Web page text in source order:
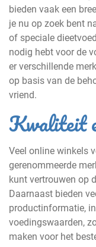
bieden vaak een
je nu op zoek bent
of speciale
nodig hebt voor de
er verschillende
op basis van de
vriend.
Kwaliteit
Veel online winkels
gerenommeerde
kunt vertrouwen op
Daarnaast bieden
productinformatie,
voedingswaarden,
maken voor het